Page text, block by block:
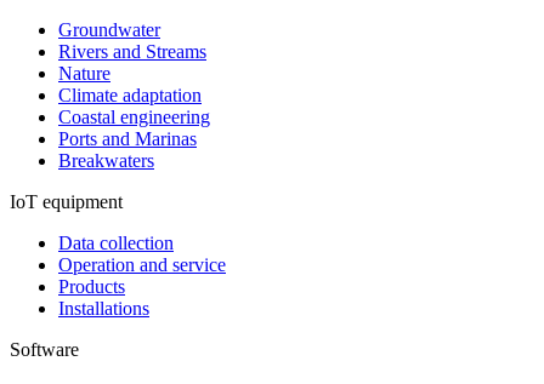
Groundwater
Rivers and Streams
Nature
Climate adaptation
Coastal engineering
Ports and Marinas
Breakwaters
IoT equipment
Data collection
Operation and service
Products
Installations
Software